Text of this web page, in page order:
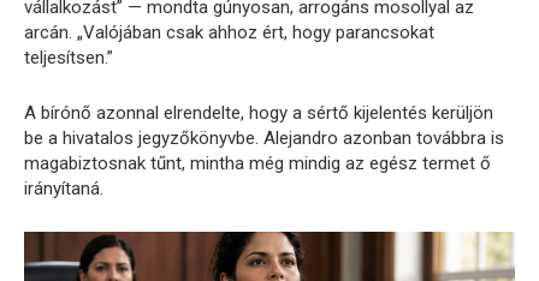
vállalkozást” — mondta gúnyosan, arrogáns mosollyal az
arcán. „Valójában csak ahhoz ért, hogy parancsokat
teljesítsen.”
A bírónő azonnal elrendelte, hogy a sértő kijelentés kerüljön
be a hivatalos jegyzőkönyvbe. Alejandro azonban továbbra is
magabiztosnak tűnt, mintha még mindig az egész termet ő
irányítaná.